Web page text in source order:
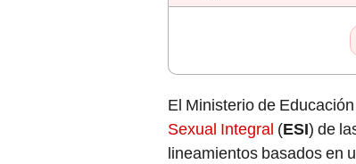
El Ministerio de
Sexual Integral (ESI) de
lineamientos basados en